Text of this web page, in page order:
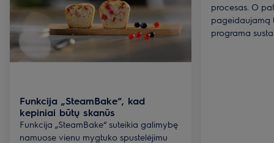
Funkcija „SteamBake“, kad
kepiniai būtų skanūs
Funkcija „SteamBake“ suteikia galimybę
namuose vienu mygtuko spustelėjimu
procesas. O
pageidaujamą
programa